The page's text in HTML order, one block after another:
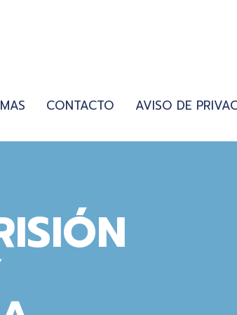
CONTACTO AVISO DE